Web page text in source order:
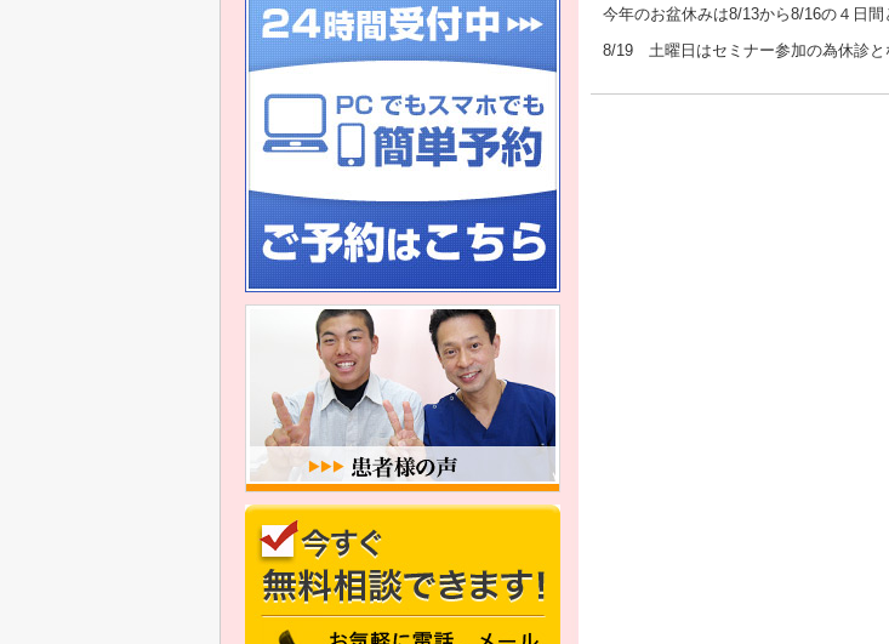
今年のお盆休みは8/13から8/16の４日間
8/19 土曜日はセミナー参加の為休診と